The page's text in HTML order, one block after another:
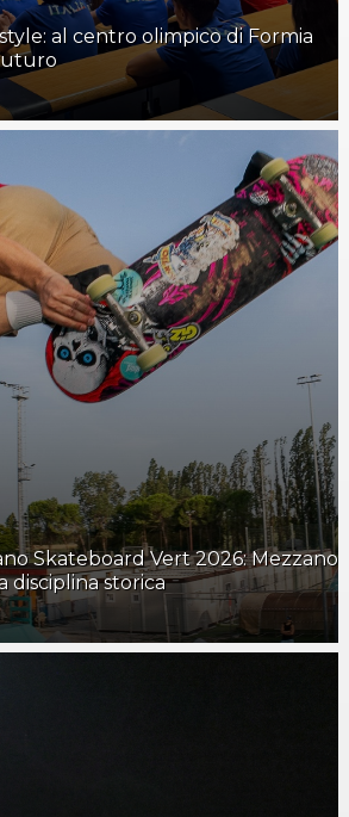
al centro olimpico di Formia
Skateboard Vert 2026: Mezzano
disciplina storica